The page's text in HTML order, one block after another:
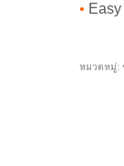
•
หมวดหมู่: